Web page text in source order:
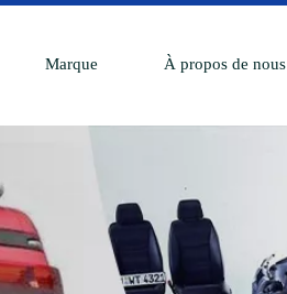
Marque À propos de nous